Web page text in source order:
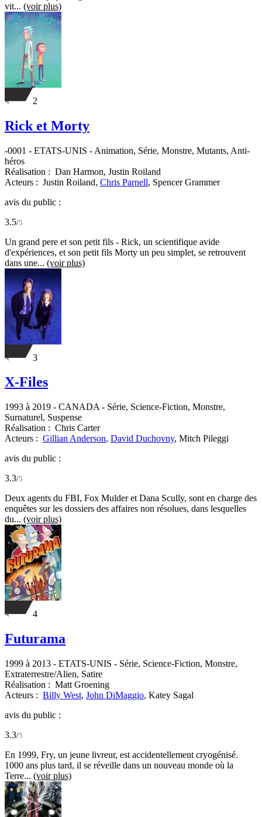
vit... (voir plus)
2
Rick et Morty
-0001 - ETATS-UNIS - Animation, Série, Monstre, Mutants, Anti-
héros
Réalisation : Dan Harmon, Justin Roiland
Acteurs : Justin Roiland, Chris Parnell, Spencer Grammer
avis du public :
3.5/5
Un grand pere et son petit fils - Rick, un scientifique avide
d'expériences, et son petit fils Morty un peu simplet, se retrouvent
dans une... (voir plus)
3
X-Files
1993 à 2019 - CANADA - Série, Science-Fiction, Monstre,
Surnaturel, Suspense
Réalisation : Chris Carter
Acteurs : Gillian Anderson, David Duchovny, Mitch Pileggi
avis du public :
3.3/5
Deux agents du FBI, Fox Mulder et Dana Scully, sont en charge des
enquêtes sur les dossiers des affaires non résolues, dans lesquelles
du... (voir plus)
4
Futurama
1999 à 2013 - ETATS-UNIS - Série, Science-Fiction, Monstre,
Extraterrestre/Alien, Satire
Réalisation : Matt Groening
Acteurs : Billy West, John DiMaggio, Katey Sagal
avis du public :
3.3/5
En 1999, Fry, un jeune livreur, est accidentellement cryogénisé.
1000 ans plus tard, il se réveille dans un nouveau monde où la
Terre... (voir plus)